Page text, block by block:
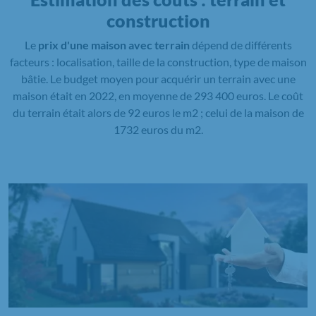
construction
Le prix d'une maison avec terrain dépend de différents
facteurs : localisation, taille de la construction, type de maison
bâtie. Le budget moyen pour acquérir un terrain avec une
maison était en 2022, en moyenne de 293 400 euros. Le coût
du terrain était alors de 92 euros le m2 ; celui de la maison de
1732 euros du m2.